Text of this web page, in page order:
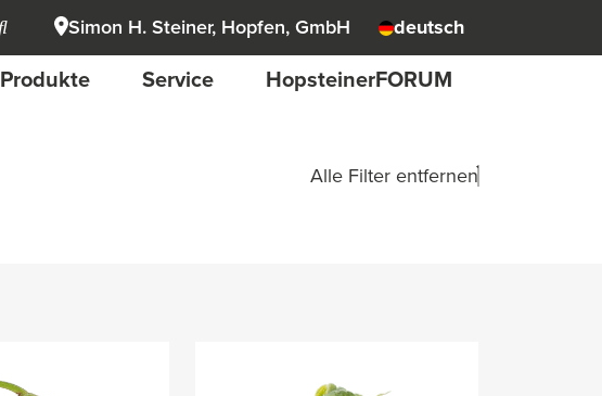
Simon H. Steiner, Hopfen, GmbH deutsch
Produkte Service HopsteinerFORUM
Alle Filter entfernen